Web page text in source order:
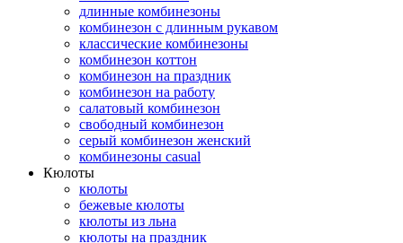
длинные комбинезоны
комбинезон с длинным рукавом
классические комбинезоны
комбинезон коттон
комбинезон на праздник
комбинезон на работу
салатовый комбинезон
свободный комбинезон
серый комбинезон женский
комбинезоны casual
Кюлоты
кюлоты
бежевые кюлоты
кюлоты из льна
кюлоты на праздник